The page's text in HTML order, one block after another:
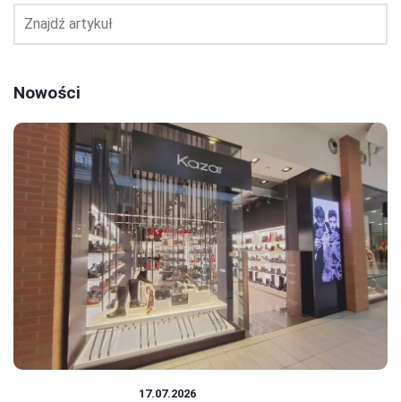
Nowości
17.07.2026